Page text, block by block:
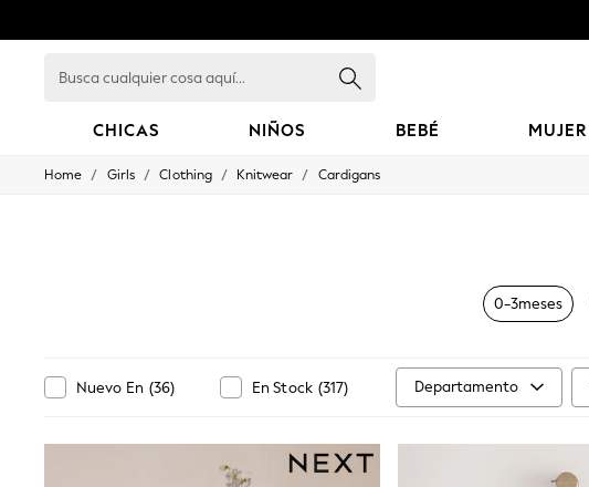
cualquier
CHICAS NIÑOS BEBÉ MUJER
GIRLS
6-8 Years
Home / Girls / Clothing / Knitwear / Cardigans
0-3meses
Nuevo En (36) En Stock (317) Departamento